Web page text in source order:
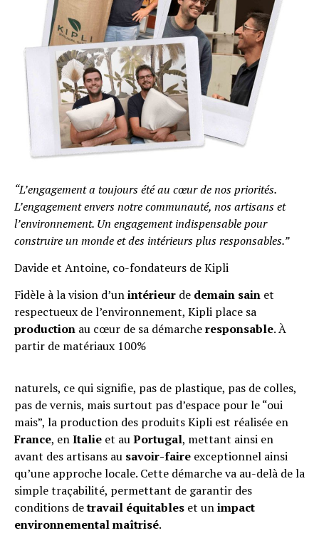
“L’engagement a toujours été au cœur de nos priorités.
L’engagement envers notre communauté, nos artisans et
l’environnement. Un engagement indispensable pour
construire un monde et des intérieurs plus responsables.”
Davide et Antoine, co-fondateurs de Kipli
Fidèle à la vision d’unintérieur de demain sain et
respectueux de l’environnement, Kipli place sa
production au cœur de sa démarcheresponsable. À
partir de matériaux 100%
naturels, ce qui signifie, pas de plastique, pas de colles,
pas de vernis, mais surtout pas d’espace pour le “oui
mais”, la production des produits Kipli est réalisée en
France, enItalie et auPortugal, mettant ainsi en
avant des artisans au savoir-faire exceptionnel ainsi
qu’une approche locale. Cette démarche va au-delà de la
simple traçabilité, permettant de garantir des
conditions detravail équitables et unimpact
environnemental maîtrisé.